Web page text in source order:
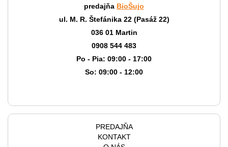
predajňa BioŠujo
ul. M. R. Štefánika 22 (Pasáž 22)
036 01 Martin
0908 544 483
Po - Pia: 09:00 - 17:00
So: 09:00 - 12:00
PREDAJŇA
KONTAKT